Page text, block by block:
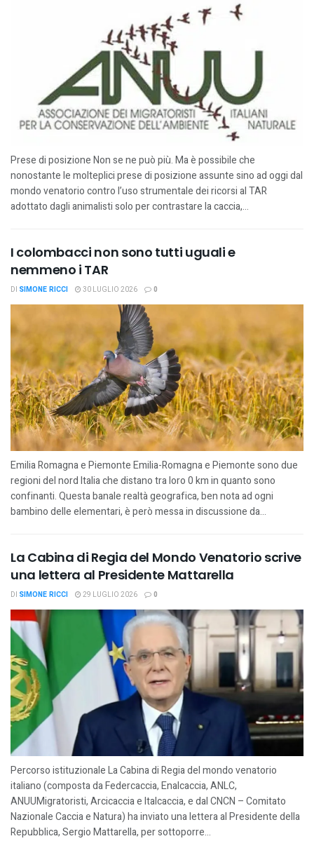
Prese di posizione Non se ne può più. Ma è possibile che
nonostante le molteplici prese di posizione assunte sino ad oggi dal
mondo venatorio contro l’uso strumentale dei ricorsi al TAR
adottato dagli animalisti solo per contrastare la caccia,...
I colombacci non sono tutti uguali e
nemmeno i TAR
DI SIMONE RICCI 30 LUGLIO 2026 0
Emilia Romagna e Piemonte Emilia-Romagna e Piemonte sono due
regioni del nord Italia che distano tra loro 0 km in quanto sono
confinanti. Questa banale realtà geografica, ben nota ad ogni
bambino delle elementari, è però messa in discussione da...
La Cabina di Regia del Mondo Venatorio scrive
una lettera al Presidente Mattarella
DI SIMONE RICCI 29 LUGLIO 2026 0
Percorso istituzionale La Cabina di Regia del mondo venatorio
italiano (composta da Federcaccia, Enalcaccia, ANLC,
ANUUMigratoristi, Arcicaccia e Italcaccia, e dal CNCN – Comitato
Nazionale Caccia e Natura) ha inviato una lettera al Presidente della
Repubblica, Sergio Mattarella, per sottoporre...